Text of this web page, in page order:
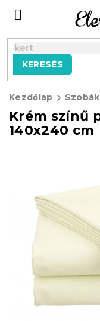
tartalomhoz
KERESÉS
Kezdőlap Szobák
Krém színű
140x240 cm